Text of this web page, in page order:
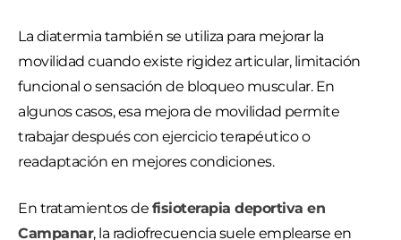
La diatermia también se utiliza para mejorar la
movilidad cuando existe rigidez articular, limitación
funcional o sensación de bloqueo muscular. En
algunos casos, esa mejora de movilidad permite
trabajar después con ejercicio terapéutico o
readaptación en mejores condiciones.
En tratamientos de fisioterapia deportiva en
Campanar, la radiofrecuencia suele emplearse en